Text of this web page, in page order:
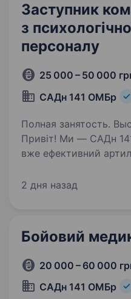
Заступник
з
персоналу
25 000 – 50 000
САДн 141 ОМБр
Полная занятость.
Привіт! Ми — САДн
вже ефективний
знищувати ворога
2 дня назад
Бойовий
20 000 – 60 000
САДн 141 ОМБр